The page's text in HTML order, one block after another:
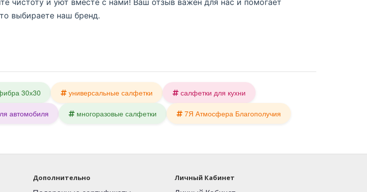
чистоту и уют вместе с нами! Ваш отзыв важен для нас и помогает
выбираете наш бренд.
30х30 универсальные салфетки салфетки для кухни
автомобиля многоразовые салфетки 7Я Атмосфера Благополучия
Дополнительно Личный Кабинет